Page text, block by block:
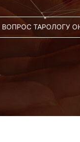
ВОПРОС ТАРОЛОГУ